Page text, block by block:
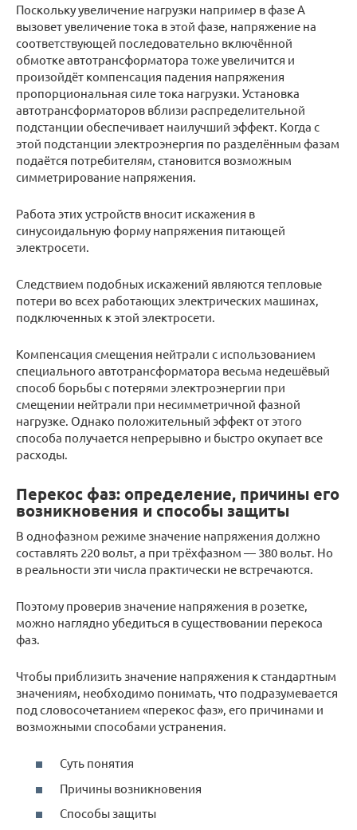
Поскольку увеличение нагрузки например в фазе А
вызовет увеличение тока в этой фазе, напряжение на
соответствующей последовательно включённой
обмотке автотрансформатора тоже увеличится и
произойдёт компенсация падения напряжения
пропорциональная силе тока нагрузки. Установка
автотрансформаторов вблизи распределительной
подстанции обеспечивает наилучший эффект. Когда с
этой подстанции электроэнергия по разделённым фазам
подаётся потребителям, становится возможным
симметрирование напряжения.
Работа этих устройств вносит искажения в
синусоидальную форму напряжения питающей
электросети.
Следствием подобных искажений являются тепловые
потери во всех работающих электрических машинах,
подключенных к этой электросети.
Компенсация смещения нейтрали с использованием
специального автотрансформатора весьма недешёвый
способ борьбы с потерями электроэнергии при
смещении нейтрали при несимметричной фазной
нагрузке. Однако положительный эффект от этого
способа получается непрерывно и быстро окупает все
расходы.
Перекос фаз: определение, причины его
возникновения и способы защиты
В однофазном режиме значение напряжения должно
составлять 220 вольт, а при трёхфазном — 380 вольт. Но
в реальности эти числа практически не встречаются.
Поэтому проверив значение напряжения в розетке,
можно наглядно убедиться в существовании перекоса
фаз.
Чтобы приблизить значение напряжения к стандартным
значениям, необходимо понимать, что подразумевается
под словосочетанием «перекос фаз», его причинами и
возможными способами устранения.
Суть понятия
Причины возникновения
Способы защиты